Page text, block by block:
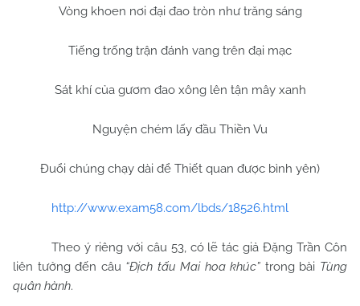
Vòng khoen nơi đại đao tròn như trăng sáng
Tiếng trống trận đánh vang trên đại mạc
Sát khí của gươm đao xông lên tận mây xanh
Nguyện chém lấy đầu Thiền Vu
Đuổi chúng chạy dài để Thiết quan được bình yên)
http://www.exam58.com/lbds/18526.html
Theo ý riêng với câu 53, có lẽ tác giả Đặng Trần Côn
liên tưởng đến câu “Địch tấu Mai hoa khúc” trong bài Tùng
quân hành.